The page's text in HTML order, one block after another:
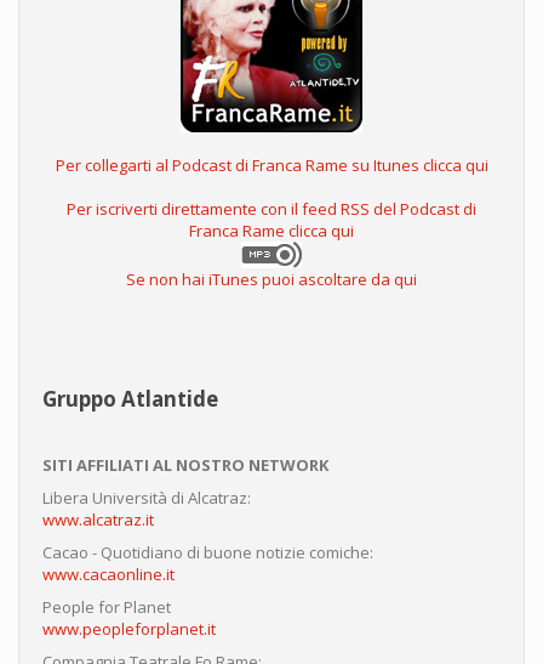
Per collegarti al Podcast di Franca Rame su Itunes clicca qui
Per iscriverti direttamente con il feed RSS del Podcast di
Franca Rame clicca qui
Se non hai iTunes puoi ascoltare da qui
Gruppo Atlantide
SITI AFFILIATI AL NOSTRO NETWORK
Libera Università di Alcatraz:
www.alcatraz.it
Cacao - Quotidiano di buone notizie comiche:
www.cacaonline.it
People for Planet
www.peopleforplanet.it